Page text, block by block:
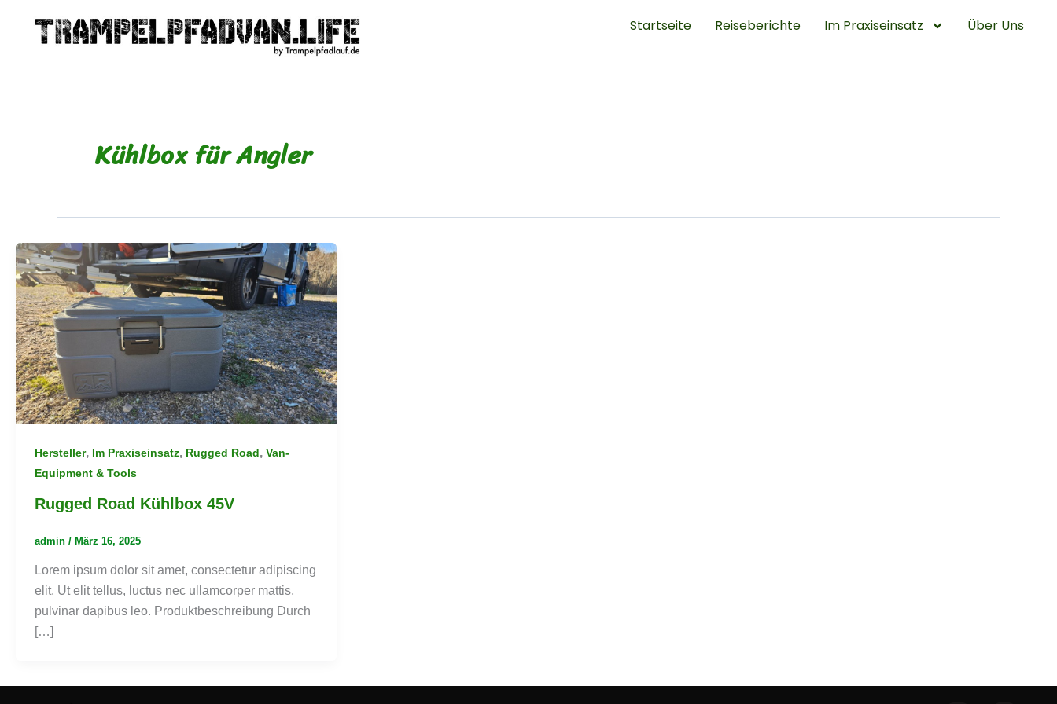
Startseite Reiseberichte Im Praxiseinsatz Über Uns
Kühlbox für Angler
Hersteller, Im Praxiseinsatz, Rugged Road, Van-
Equipment & Tools
Rugged Road Kühlbox 45V
admin / März 16, 2025
Lorem ipsum dolor sit amet, consectetur adipiscing
elit. Ut elit tellus, luctus nec ullamcorper mattis,
pulvinar dapibus leo. Produktbeschreibung Durch
[…]